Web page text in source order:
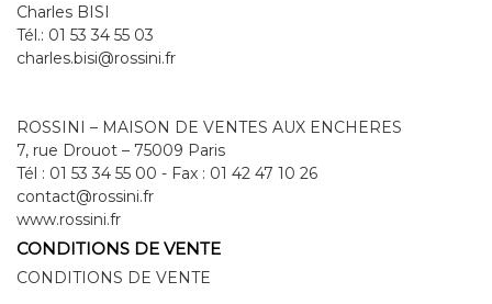
Charles BISI
Tél.: 01 53 34 55 03
charles.bisi@rossini.fr
ROSSINI – MAISON DE VENTES AUX ENCHERES
7, rue Drouot – 75009 Paris
Tél : 01 53 34 55 00 - Fax : 01 42 47 10 26
contact@rossini.fr
www.rossini.fr
CONDITIONS DE VENTE
CONDITIONS DE VENTE